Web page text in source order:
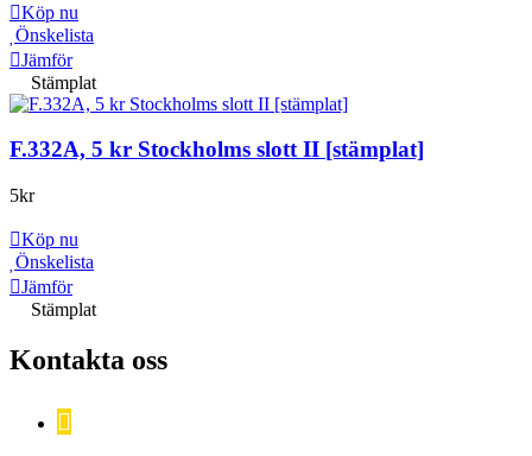
Köp nu
Önskelista
Jämför
Stämplat
F.332A, 5 kr Stockholms slott II [stämplat]
5kr
Köp nu
Önskelista
Jämför
Stämplat
Kontakta oss